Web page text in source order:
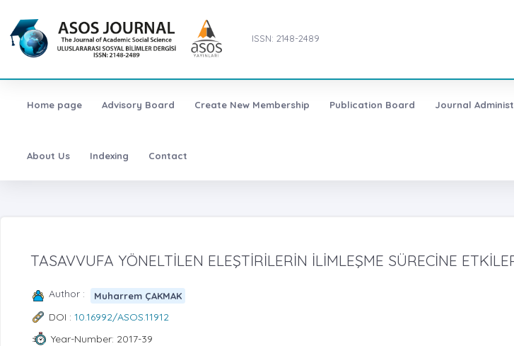
ISSN: 2148-2489
Home page Advisory Board Create New Membership Publication Board Journal
About Us Indexing Contact
TASAVVUFA YÖNELTİLEN ELEŞTİRİLERİN İLİMLEŞME SÜRECİNE
Author : Muharrem ÇAKMAK
DOI : 10.16992/ASOS.11912
Year-Number: 2017-39